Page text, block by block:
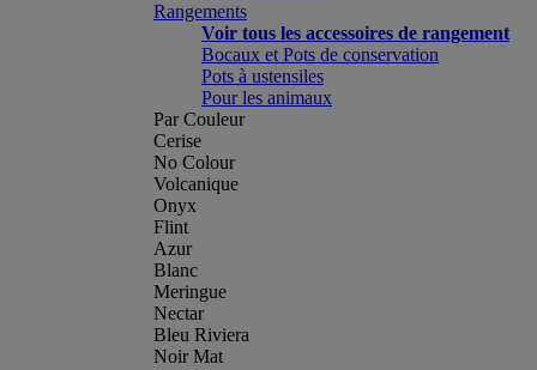
Rangements
Voir tous les accessoires de rangement
Bocaux et Pots de conservation
Pots à ustensiles
Pour les animaux
Par Couleur
Cerise
No Colour
Volcanique
Onyx
Flint
Azur
Blanc
Meringue
Nectar
Bleu Riviera
Noir Mat